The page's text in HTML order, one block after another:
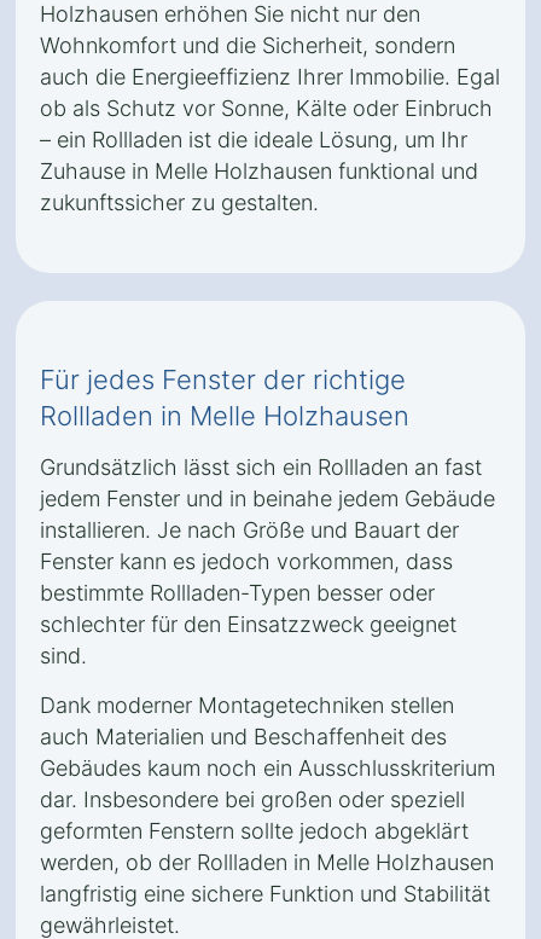
Holzhausen erhöhen Sie nicht nur den
Wohnkomfort und die Sicherheit, sondern
auch die Energieeffizienz Ihrer Immobilie. Egal
ob als Schutz vor Sonne, Kälte oder Einbruch
– ein Rollladen ist die ideale Lösung, um Ihr
Zuhause in Melle Holzhausen funktional und
zukunftssicher zu gestalten.
Für jedes Fenster der richtige
Rollladen in Melle Holzhausen
Grundsätzlich lässt sich ein Rollladen an fast
jedem Fenster und in beinahe jedem Gebäude
installieren. Je nach Größe und Bauart der
Fenster kann es jedoch vorkommen, dass
bestimmte Rollladen-Typen besser oder
schlechter für den Einsatzzweck geeignet
sind.
Dank moderner Montagetechniken stellen
auch Materialien und Beschaffenheit des
Gebäudes kaum noch ein Ausschlusskriterium
dar. Insbesondere bei großen oder speziell
geformten Fenstern sollte jedoch abgeklärt
werden, ob der Rollladen in Melle Holzhausen
langfristig eine sichere Funktion und Stabilität
gewährleistet.